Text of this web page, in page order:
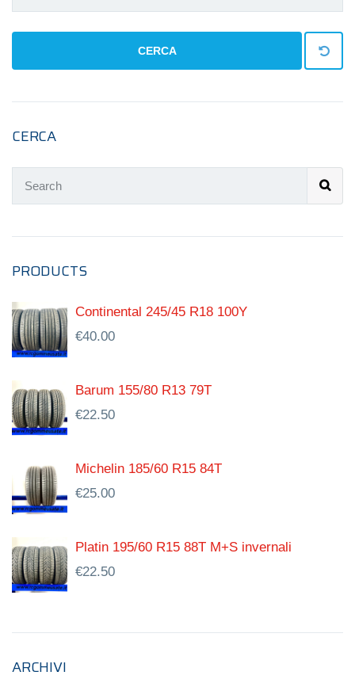
CERCA
CERCA
PRODUCTS
Continental 245/45 R18 100Y
€40.00
Barum 155/80 R13 79T
€22.50
Michelin 185/60 R15 84T
€25.00
Platin 195/60 R15 88T M+S invernali
€22.50
ARCHIVI